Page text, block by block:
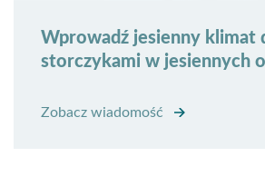
Wprowadź jesienny klimat
storczykami w jesiennych
Zobacz wiadomość